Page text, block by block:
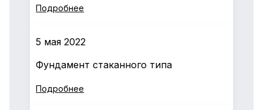
Подробнее
5 мая 2022
Фундамент стаканного типа
Подробнее